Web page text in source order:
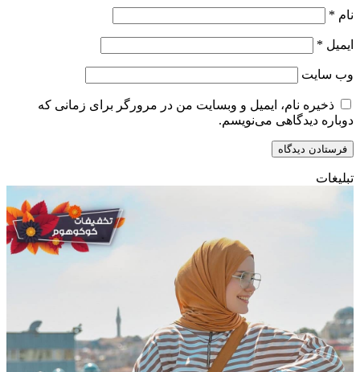
نام *
ایمیل *
وب‌ سایت
ذخیره نام، ایمیل و وبسایت من در مرورگر برای زمانی که
دوباره دیدگاهی می‌نویسم.
تبلیغات